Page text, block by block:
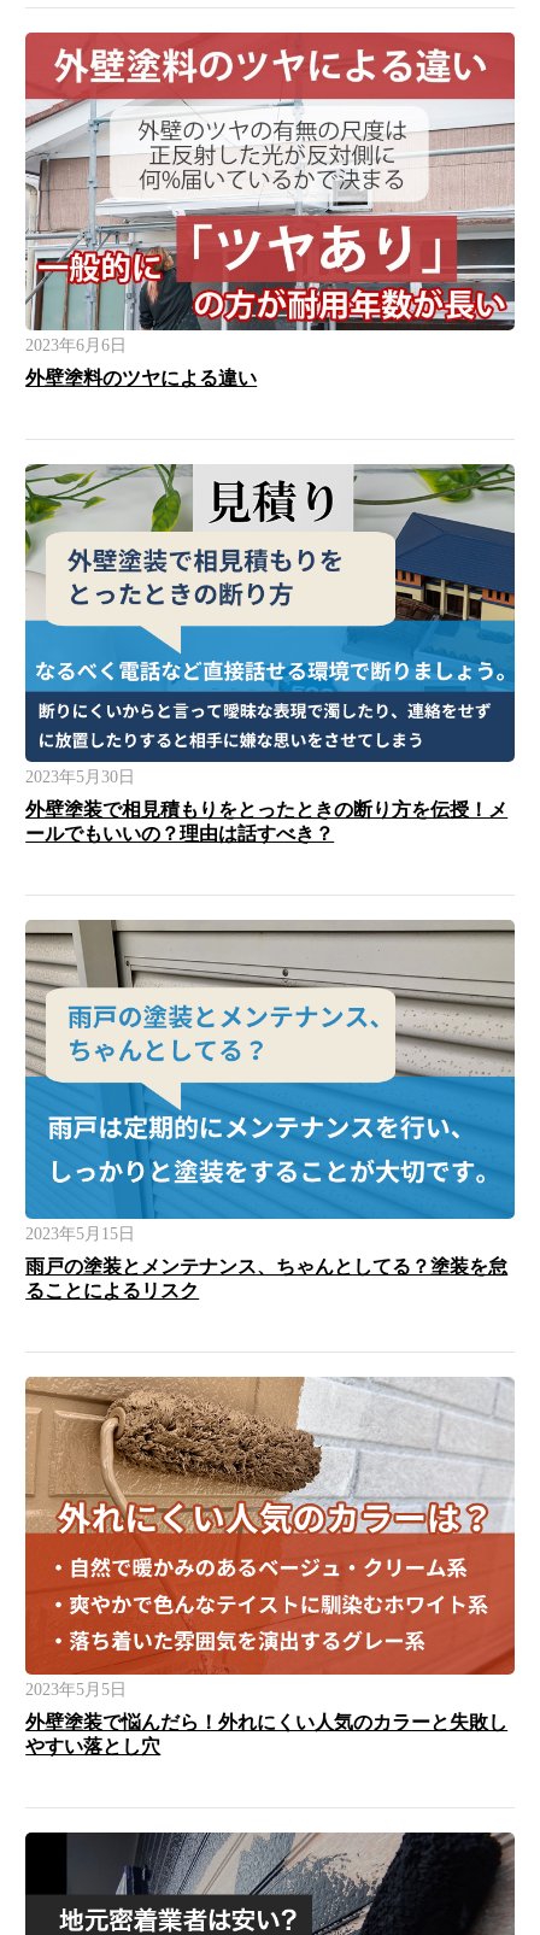
2023年6月6日
外壁塗料のツヤによる違い
2023年5月30日
外壁塗装で相見積もりをとったときの断り方を伝授！メ
ールでもいいの？理由は話すべき？
2023年5月15日
雨戸の塗装とメンテナンス、ちゃんとしてる？塗装を怠
ることによるリスク
2023年5月5日
外壁塗装で悩んだら！外れにくい人気のカラーと失敗し
やすい落とし穴